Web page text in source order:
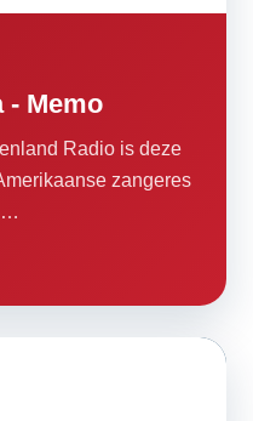
- Memo
Radio is deze
zangeres